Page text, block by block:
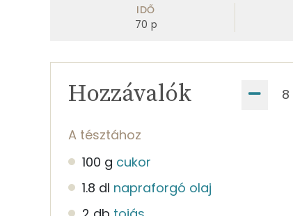
IDŐ
70 p
Hozzávalók
A tésztához
100 g cukor
1.8 dl napraforgó olaj